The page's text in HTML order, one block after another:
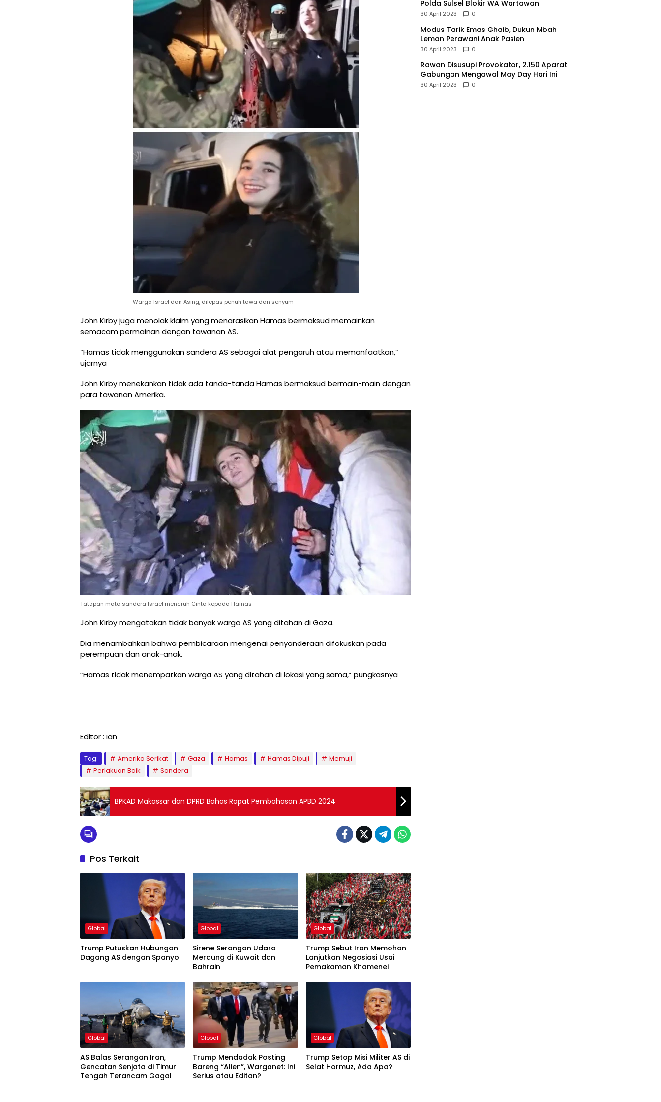
Warga Israel dan Asing, dilepas penuh tawa dan senyum
John Kirby juga menolak klaim yang menarasikan Hamas bermaksud memainkan
semacam permainan dengan tawanan AS.
“Hamas tidak menggunakan sandera AS sebagai alat pengaruh atau memanfaatkan,”
ujarnya
John Kirby menekankan tidak ada tanda-tanda Hamas bermaksud bermain-main dengan
para tawanan Amerika.
Tatapan mata sandera Israel menaruh Cinta kepada Hamas
John Kirby mengatakan tidak banyak warga AS yang ditahan di Gaza.
Dia menambahkan bahwa pembicaraan mengenai penyanderaan difokuskan pada
perempuan dan anak-anak.
“Hamas tidak menempatkan warga AS yang ditahan di lokasi yang sama,” pungkasnya
Editor : Ian
Tag: Amerika Serikat Gaza Hamas Hamas Dipuji
Memuji
Perlakuan Baik
Sandera
BPKAD Makassar dan DPRD Bahas Rapat Pembahasan APBD 2024
Pos Terkait
Global
Trump Putuskan Hubungan
Dagang AS dengan Spanyol
Global
Sirene Serangan Udara
Meraung di Kuwait dan
Bahrain
Global
Trump Sebut Iran Memohon
Lanjutkan Negosiasi Usai
Pemakaman Khamenei
Global
AS Balas Serangan Iran,
Gencatan Senjata di Timur
Tengah Terancam Gagal
Global
Trump Mendadak Posting
Bareng “Alien”, Warganet: Ini
Serius atau Editan?
Global
Trump Setop Misi Militer AS di
Selat Hormuz, Ada Apa?
Polda Sulsel Blokir WA Wartawan
30 April 2023 0
Modus Tarik Emas Ghaib, Dukun Mbah
Leman Perawani Anak Pasien
30 April 2023 0
Rawan Disusupi Provokator, 2.150 Aparat
Gabungan Mengawal May Day Hari Ini
30 April 2023 0